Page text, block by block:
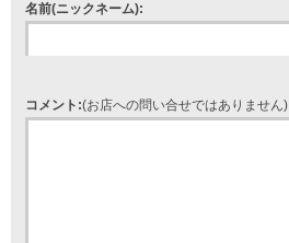
名前(ニックネーム):
コメント:(お店への問い合せではありません)